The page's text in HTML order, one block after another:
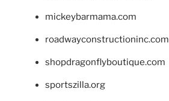
mickeybarmama.com
roadwayconstructioninc.com
shopdragonflyboutique.com
sportszilla.org